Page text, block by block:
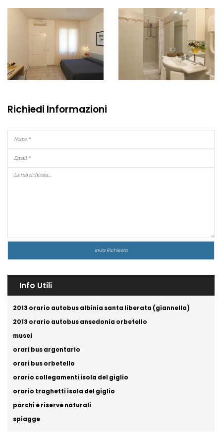
Richiedi Informazioni
Info Utili
2013 orario autobus albinia santa liberata (giannella)
2013 orario autobus ansedonia orbetello
musei
orari bus argentario
orari bus orbetello
orario collegamenti isola del giglio
orario traghetti isola del giglio
parchi e riserve naturali
spiagge